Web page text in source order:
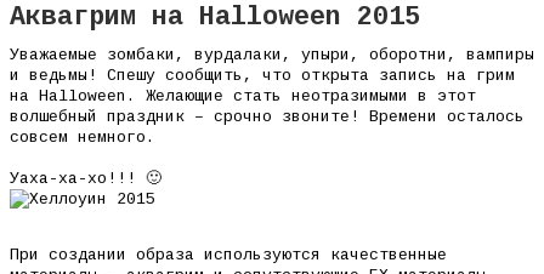
Аквагрим на Halloween 2015
Уважаемые зомбаки, вурдалаки, упыри, оборотни, вампиры
и ведьмы! Спешу сообщить, что открыта запись на грим
на Halloween. Желающие стать неотразимыми в этот
волшебный праздник – срочно звоните! Времени осталось
совсем немного.
Уаха-ха-хо!!! 🙂
При создании образа используются качественные